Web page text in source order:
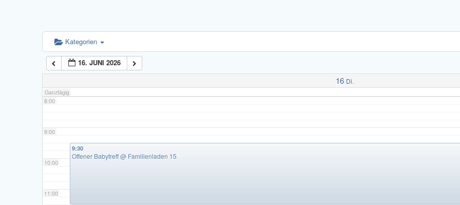
Kategorien
16. JUNI 2026
16 Di.
Ganztägig
6:00
7:00
8:00
9:00
10:00
11:00
9:30
Offener Babytreff@ Familienladen 15